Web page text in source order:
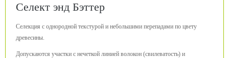
Селект энд Бэттер
Селекция с однородной текстурой и небольшими перепадами по цвету
древесины.
Допускаются участки с нечеткой линией волокон (свилеватость) и